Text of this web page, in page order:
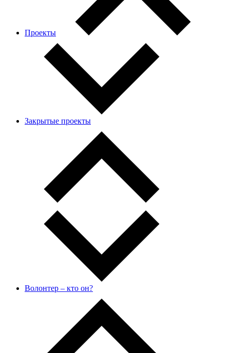
Проекты
Закрытые проекты
Волонтер – кто он?